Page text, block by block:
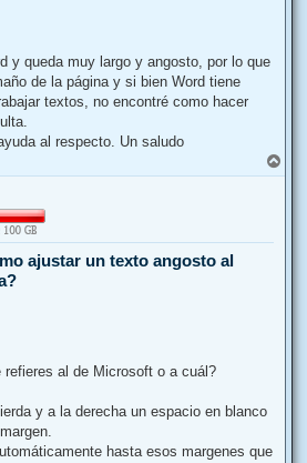
y queda muy largo y angosto, por lo que
de la página y si bien Word tiene
textos, no encontré como hacer
al respecto. Un saludo
r
ajustar un texto angosto al
refieres al de Microsoft o a cuál?
y a la derecha un espacio en blanco
hasta esos margenes que